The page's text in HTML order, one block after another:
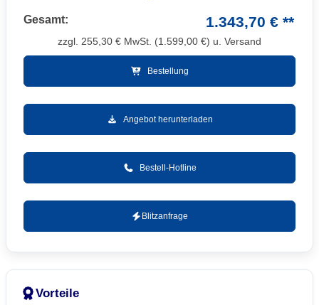
Gesamt: 1.343,70 € **
zzgl. 255,30 € MwSt. (1.599,00 €) u. Versand
Bestellung
Angebot herunterladen
Bestell-Hotline
Blitzanfrage
Vorteile